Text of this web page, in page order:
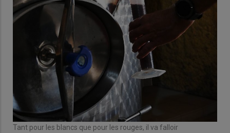
Tant pour les blancs que pour les rouges, il va falloir